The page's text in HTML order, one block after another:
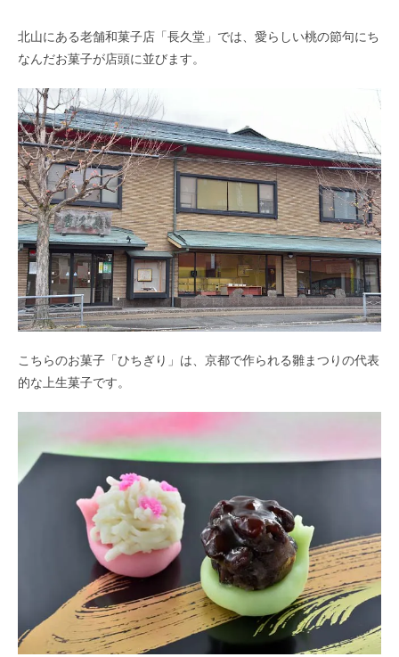
北山にある老舗和菓子店「長久堂」では、愛らしい桃の節句にち
なんだお菓子が店頭に並びます。
こちらのお菓子「ひちぎり」は、京都で作られる雛まつりの代表
的な上生菓子です。